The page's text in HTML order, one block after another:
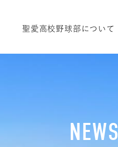
聖愛高校野球部について
NEWS